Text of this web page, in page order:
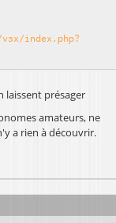
vsx/index.php?
laissent présager
amateurs, ne
a rien à découvrir.